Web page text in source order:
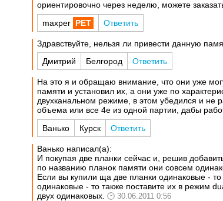
ориентировочно через неделю, можете
maxper Ответить
Здравствуйте, нельзя ли привести данную
Дмитрий Белгород Ответить
На это я и обращаю внимание, что они уже
памяти и установил их, а они уже по
двухканальном режиме, в этом убедился и не
объема или все 4е из одной партии, дабы
Ванько Курск Ответить
Ванько написал(а):
И покупая две планки сейчас и, решив
по названию планок памяти они совсем
Если вы купили ща две планки одинаковые -
одинаковые - то также поставите их в режим
двух одинаковых.
30.06.2011 0:56